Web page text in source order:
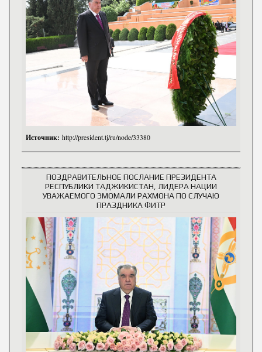
Источник: http://president.tj/ru/node/33380
ПОЗДРАВИТЕЛЬНОЕ ПОСЛАНИЕ ПРЕЗИДЕНТА
РЕСПУБЛИКИ ТАДЖИКИСТАН, ЛИДЕРА НАЦИИ
УВАЖАЕМОГО ЭМОМАЛИ РАХМОНА ПО СЛУЧАЮ
ПРАЗДНИКА ФИТР